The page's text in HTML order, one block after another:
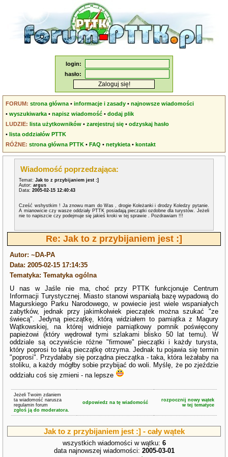
login:
hasło:
FORUM: strona główna •informacje i zasady •najnowsze wiadomości
•wyszukiwarka •napisz wiadomość •dodaj plik
LUDZIE: lista użytkowników •zarejestruj się •odzyskaj hasło
•lista oddziałów PTTK
RÓŻNE: strona główna PTTK •FAQ •netykieta •kontakt
Wiadomość poprzedzająca:
Temat:Jak to z przybijaniem jest :]
Autor:argus
Data:2005-02-15 12:40:43
Cześć wshystkim ! Ja znowu mam do Was , drogie Koleżanki i drodzy Koledzy pytanie.
A mianowicie czy wasze oddziały PTTK posiadają pieczątki ozdobne dla turystów. Jeżeli
nie to napiszcie czy podejmuje się jakieś kroki w tej sprawie . Pozdrawiam !!!
Re: Jak to z przybijaniem jest :]
Autor: ~DA-PA
Data: 2005-02-15 17:14:35
Tematyka: Tematyka ogólna
U nas w Jaśle nie ma, choć przy PTTK funkcjonuje Centrum
Informacji Turystycznej. Miasto stanowi wspaniałą bazę wypadową do
Magurskiego Parku Narodowego, w powiecie jest wiele wspaniałych
zabytków, jednak przy jakimkolwiek pieczątek można szukać "ze
świecą". Jedyną pieczątkę, którą widziałem to pamiątka z Magury
Wątkowskiej, na której widnieje pamiątkowy pomnik poświęcony
papieżowi (który wędrował tymi szlakami blisko 50 lat temu). W
oddziale są oczywiście różne "firmowe" pieczątki i każdy turysta,
który poprosi to taką pieczątkę otrzyma. Jednak tu pojawia się termin
"poprosi". Przydałaby się porządna pieczątka - taka, która leżałaby na
stoliku, a każdy mógłby sobie przybijać do woli. Myślę, że po zjeździe
oddziału coś się zmieni - na lepsze
Jeżeli Twoim zdaniem
ta wiadomość narusza
regulamin forum
zgłoś ją do moderatora.
odpowiedz na tę wiadomość
rozpocznij nowy wątek
w tej tematyce
Jak to z przybijaniem jest :] - cały wątek
wszystkich wiadomości w wątku: 6
data najnowszej wiadomości: 2005-03-01